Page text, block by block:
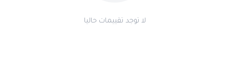
لا توجد تقييمات حاليا